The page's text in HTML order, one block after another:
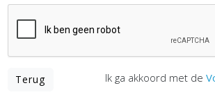
Terug Ik ga akkoord met de